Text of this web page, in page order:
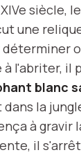
XIVe siècle,
une
déterminer
l'abriter, il
blanc
la
à gravir
il